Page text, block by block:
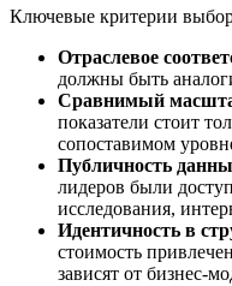
Ключевые критерии
Отраслевое
должны быть
Сравнимый
показатели стоит
сопоставимом
Публичность
лидеров были
исследования,
Идентичность в
стоимость
зависят от бизнес-